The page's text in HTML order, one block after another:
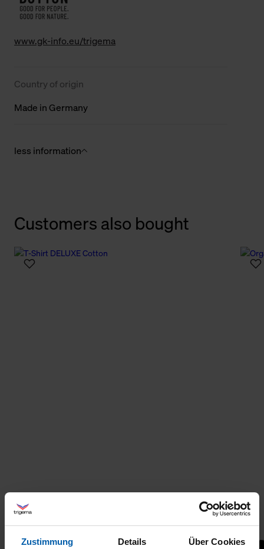
Zustimmung Details Über Cookies
www.gk-info.eu/trigema
Country of origin
Made in Germany
less information
Customers also bought
+21